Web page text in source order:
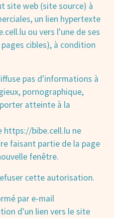
site web (site source) à
un lien hypertexte
ou vers l'une de ses
cibles), à condition
pas d'informations à
pornographique,
atteinte à la
https://bibe.cell.lu ne
faisant partie de la page
fenêtre.
cette autorisation.
par e-mail
d'un lien vers le site